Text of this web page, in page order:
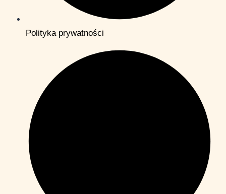
Polityka prywatności